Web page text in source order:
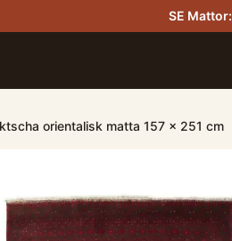
SE Mattor:
orientalisk matta 157 x 251 cm